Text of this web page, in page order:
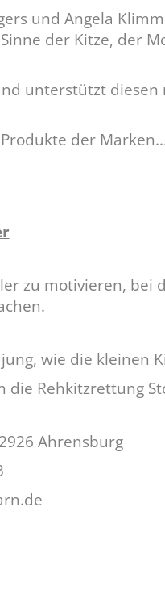
und Angela
der Kitze, der
unterstützt
der
zu motivieren, bei
wie die kleinen
Rehkitzrettung
Ahrensburg